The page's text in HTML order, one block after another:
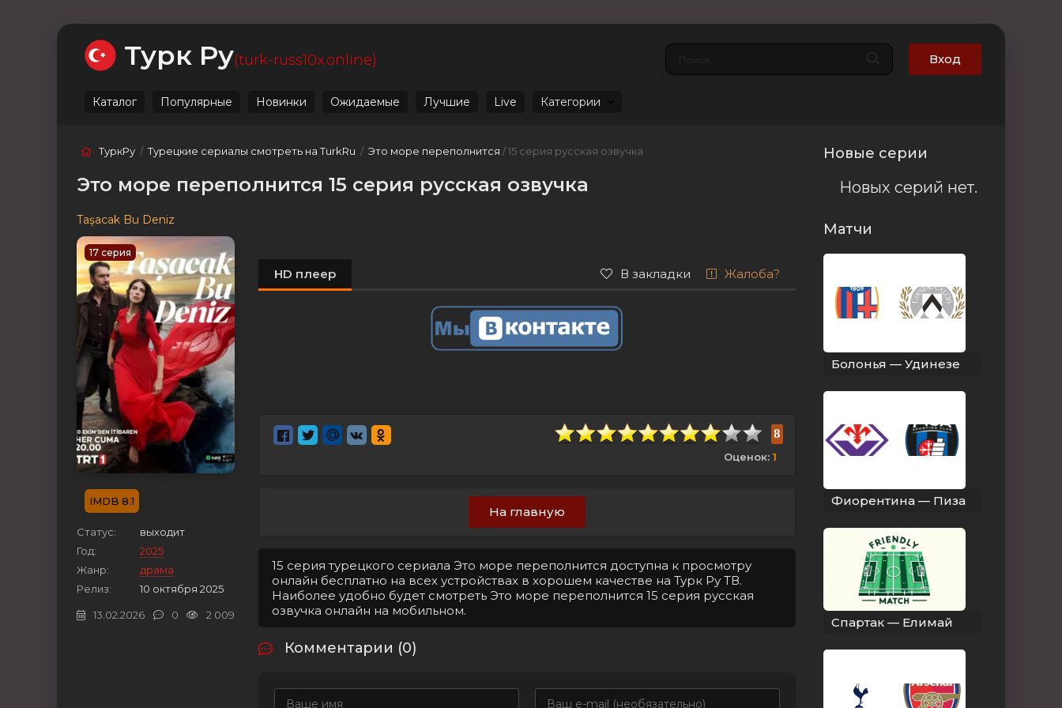
Турк Ру(turk-russ10x.online) Вход
Каталог Популярные Новинки Ожидаемые Лучшие Live Категории
ТуркРу /Турецкие сериалы смотреть на TurkRu / Это море переполнится / 15 серия русская озвучка
Это море переполнится 15 серия русская озвучка
Taşacak Bu Deniz
17 серия
8.1
Статус:
выходит
Год:
2025
Жанр:
драма
Релиз:
10 октября 2025
2 009
0
13.02.2026
HD плеер В закладки Жалоба?
8
Оценок: 1
На главную
15 серия турецкого сериала Это море переполнится доступна к просмотру
онлайн бесплатно на всех устройствах в хорошем качестве на Турк Ру ТВ.
Наиболее удобно будет смотреть Это море переполнится 15 серия русская
озвучка онлайн на мобильном.
Комментарии (0)
Новые серии
Новых серий нет.
Матчи
Болонья — Удинезе
Фиорентина — Пиза
Спартак — Елимай
Ожидаемые Лучшие